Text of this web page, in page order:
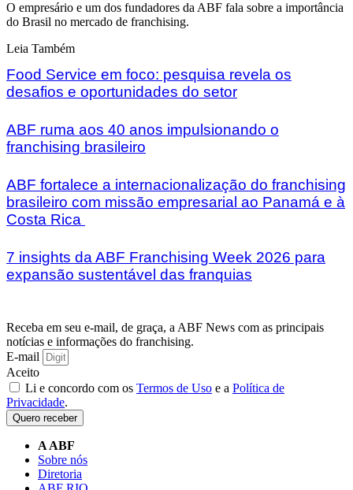
O empresário e um dos fundadores da ABF fala sobre a importância
do Brasil no mercado de franchising.
Leia Também
Food Service em foco: pesquisa revela os
desafios e oportunidades do setor
ABF ruma aos 40 anos impulsionando o
franchising brasileiro
ABF fortalece a internacionalização do franchising
brasileiro com missão empresarial ao Panamá e à
Costa Rica
7 insights da ABF Franchising Week 2026 para
expansão sustentável das franquias
Receba em seu e-mail, de graça, a ABF News com as principais
notícias e informações do franchising.
E-mail
Aceito
Li e concordo com os Termos de Uso e a Política de
Privacidade.
Quero receber
A ABF
Sobre nós
Diretoria